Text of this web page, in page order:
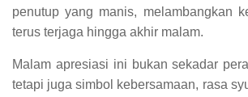
penutup yang manis, melambangkan
terus terjaga hingga akhir malam.
Malam apresiasi ini bukan sekadar
tetapi juga simbol kebersamaan, rasa